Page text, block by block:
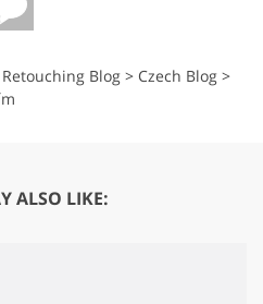
Retouching Blog > Czech Blog >
ALSO LIKE: